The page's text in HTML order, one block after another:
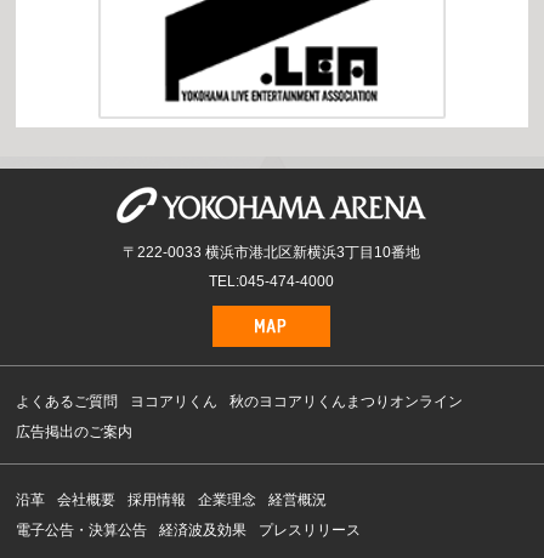
〒222-0033 横浜市港北区新横浜3丁目10番地
TEL:045-474-4000
よくあるご質問 ヨコアリくん
秋のヨコアリくんまつりオンライン
広告掲出のご案内
沿革 会社概要 採用情報 企業理念
経営概況
電子公告・決算公告
経済波及効果 プレスリリース